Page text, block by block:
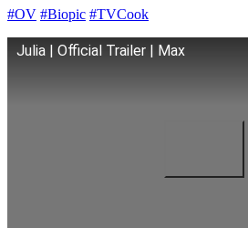
#OV #Biopic #TVCook
Julia | Official Trailer | Max